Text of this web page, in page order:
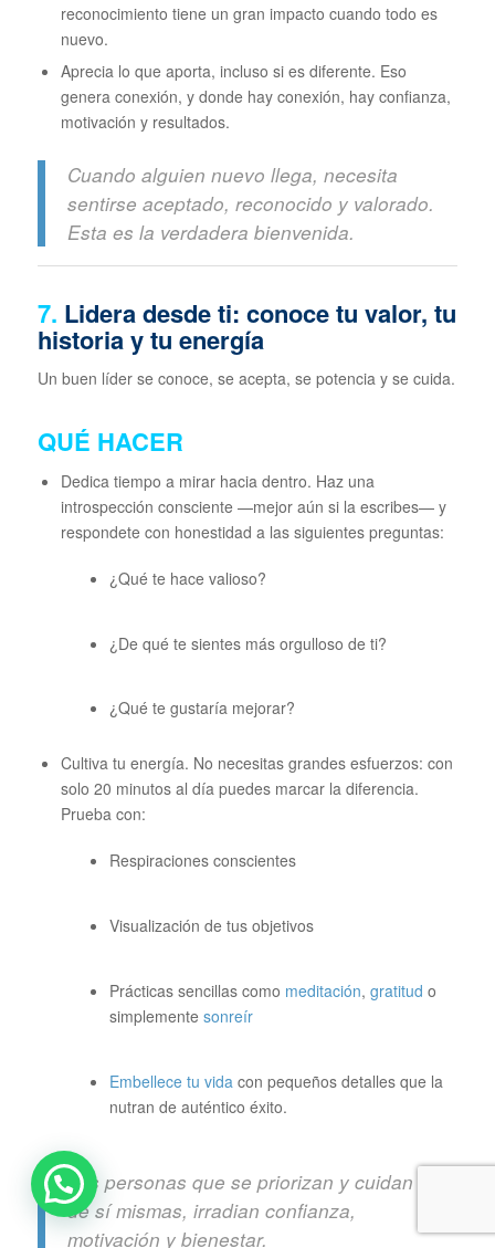
reconocimiento tiene un gran impacto cuando todo es
nuevo.
Aprecia lo que aporta, incluso si es diferente. Eso
genera conexión, y donde hay conexión, hay confianza,
motivación y resultados.
Cuando alguien nuevo llega, necesita
sentirse aceptado, reconocido y valorado.
Esta es la verdadera bienvenida.
7. Lidera desde ti: conoce tu valor, tu
historia y tu energía
Un buen líder se conoce, se acepta, se potencia y se cuida.
QUÉ HACER
Dedica tiempo a mirar hacia dentro. Haz una
introspección consciente —mejor aún si la escribes— y
respondete con honestidad a las siguientes preguntas:
¿Qué te hace valioso?
¿De qué te sientes más orgulloso de ti?
¿Qué te gustaría mejorar?
Cultiva tu energía. No necesitas grandes esfuerzos: con
solo 20 minutos al día puedes marcar la diferencia.
Prueba con:
Respiraciones conscientes
Visualización de tus objetivos
Prácticas sencillas como meditación, gratitud o
simplemente sonreír
Embellece tu vida con pequeños detalles que la
nutran de auténtico éxito.
Las personas que se priorizan y cuidan
de sí mismas, irradian confianza,
motivación y bienestar.